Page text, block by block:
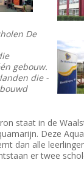
De
gebouw.
die -
staat in de
Deze
dan alle
er twee